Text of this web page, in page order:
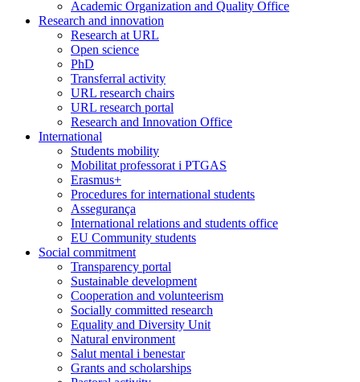
Academic Organization and Quality Office
Research and innovation
Research at URL
Open science
PhD
Transferral activity
URL research chairs
URL research portal
Research and Innovation Office
International
Students mobility
Mobilitat professorat i PTGAS
Erasmus+
Procedures for international students
Assegurança
International relations and students office
EU Community students
Social commitment
Transparency portal
Sustainable development
Cooperation and volunteerism
Socially committed research
Equality and Diversity Unit
Natural environment
Salut mental i benestar
Grants and scholarships